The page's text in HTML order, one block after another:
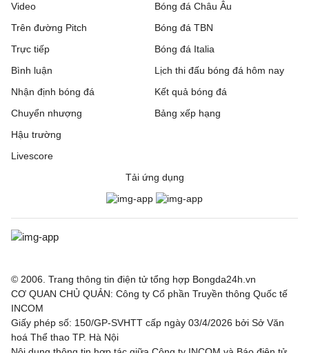
Video
Trên đường Pitch
Trực tiếp
Bóng đá Châu Âu
Bóng đá TBN
Bóng đá Italia
Bình luận
Nhận định bóng đá
Chuyển nhượng
Hậu trường
Livescore
Lịch thi đấu bóng đá hôm nay
Kết quả bóng đá
Bảng xếp hạng
Tải ứng dụng
© 2006. Trang thông tin điện tử tổng hợp Bongda24h.vn
CƠ QUAN CHỦ QUẢN: Công ty Cổ phần Truyền thông Quốc tế
INCOM
Giấy phép số: 150/GP-SVHTT cấp ngày 03/4/2026 bởi Sở Văn
hoá Thể thao TP. Hà Nội